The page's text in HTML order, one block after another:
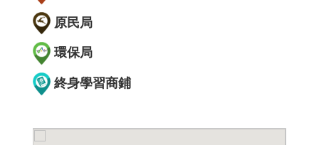
原民局
環保局
終身學習商鋪